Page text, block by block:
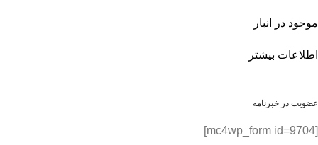
موجود در انبار
اطلاعات بیشتر
عضویت در خبرنامه
[mc4wp_form id=9704]